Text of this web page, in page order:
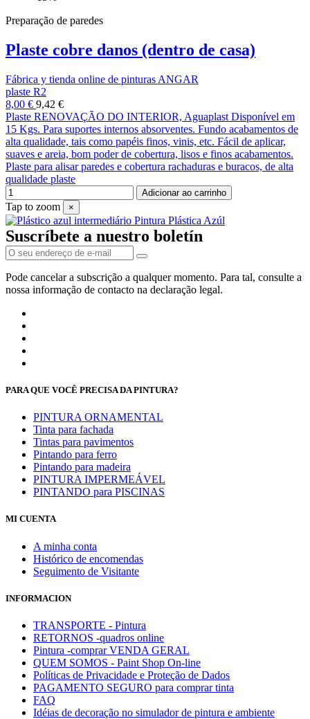
Preparação de paredes
Plaste cobre danos (dentro de casa)
Fábrica y tienda online de pinturas ANGAR
plaste R2
8,00 € 9,42 €
Plaste RENOVAÇÃO DO INTERIOR, Aguaplast Disponível em
15 Kgs. Para suportes internos absorventes. Fundo acabamentos de
alta qualidade, tais como papéis finos, vinis, etc. Fácil de aplicar,
suaves e areia, bom poder de cobertura, lisos e finos acabamentos.
Plaste para alisar paredes e cobertura rachaduras e buracos, de alta
qualidade plaste
Adicionar ao carrinho
Tap to zoom ×
Suscríbete a nuestro boletín
Pode cancelar a subscrição a qualquer momento. Para tal, consulte a
nossa informação de contacto na declaração legal.
PARA QUE VOCÊ PRECISA DA PINTURA?
PINTURA ORNAMENTAL
Tinta para fachada
Tintas para pavimentos
Pintando para ferro
Pintando para madeira
PINTURA IMPERMEÁVEL
PINTANDO para PISCINAS
MI CUENTA
A minha conta
Histórico de encomendas
Seguimento de Visitante
INFORMACION
TRANSPORTE - Pintura
RETORNOS -quadros online
Pintura -comprar VENDA GERAL
QUEM SOMOS - Paint Shop On-line
Políticas de Privacidade e Proteção de Dados
PAGAMENTO SEGURO para comprar tinta
FAQ
Idéias de decoração no simulador de pintura e ambiente